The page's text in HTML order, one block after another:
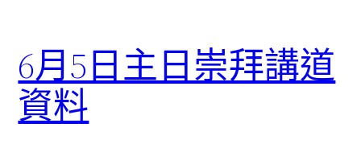
6月5日主日崇拜講道
資料